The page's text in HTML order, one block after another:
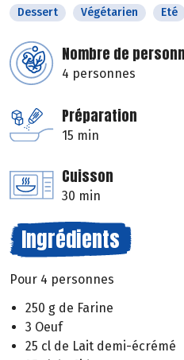
Dessert Végétarien Eté
Nombre de
4 personnes
Préparation
15 min
Cuisson
30 min
Ingrédients
Pour 4 personnes
250 g de Farine
3 Oeuf
25 cl de Lait demi-écrémé